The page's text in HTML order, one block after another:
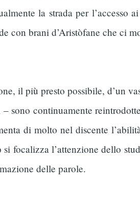
la strada per
con brani d’Aristòfane che ci
il più presto possibile, d’un
sono continuamente
di molto nel discente
focalizza l’attenzione dello
delle parole.